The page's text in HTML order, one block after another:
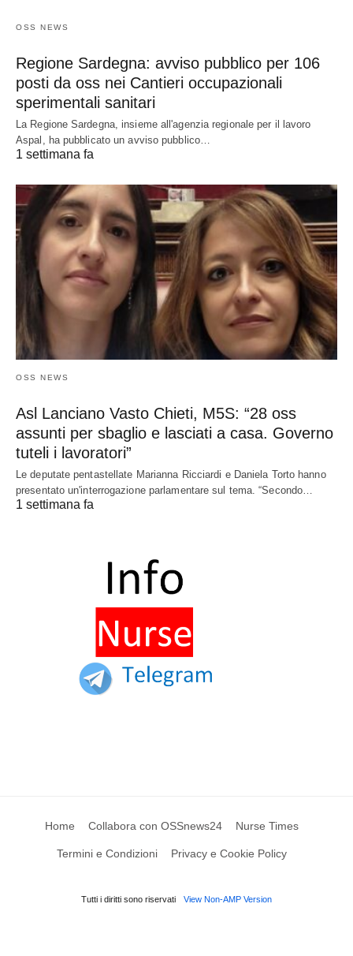
OSS NEWS
Regione Sardegna: avviso pubblico per 106
posti da oss nei Cantieri occupazionali
sperimentali sanitari
La Regione Sardegna, insieme all'agenzia regionale per il lavoro
Aspal, ha pubblicato un avviso pubblico…
1 settimana fa
OSS NEWS
Asl Lanciano Vasto Chieti, M5S: “28 oss
assunti per sbaglio e lasciati a casa. Governo
tuteli i lavoratori”
Le deputate pentastellate Marianna Ricciardi e Daniela Torto hanno
presentato un'interrogazione parlamentare sul tema. “Secondo…
1 settimana fa
Home Collabora con OSSnews24 Nurse Times
Termini e Condizioni Privacy e Cookie Policy
Tutti i diritti sono riservati View Non-AMP Version